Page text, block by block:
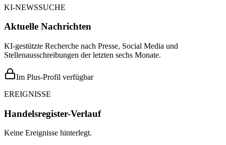
KI-NEWSSUCHE
Aktuelle Nachrichten
KI-gestützte Recherche nach Presse, Social Media und
Stellenausschreibungen der letzten sechs Monate.
Im Plus-Profil verfügbar
EREIGNISSE
Handelsregister-Verlauf
Keine Ereignisse hinterlegt.